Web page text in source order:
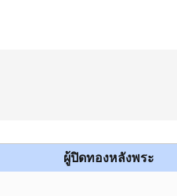
ผู้ปิดทองหลังพระ